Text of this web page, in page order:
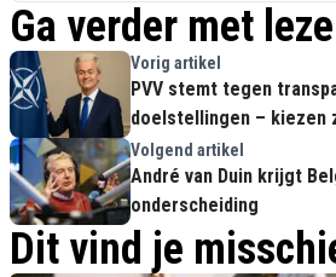
Ga verder met
Vorig artikel
PVV stemt tegen
doelstellingen – kiezen
globalisme?
Volgend artikel
André van Duin krijgt
onderscheiding
Dit vind je